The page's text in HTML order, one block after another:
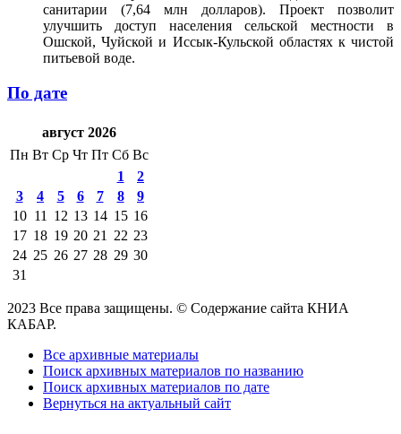
санитарии (7,64 млн долларов). Проект позволит
улучшить доступ населения сельской местности в
Ошской, Чуйской и Иссык-Кульской областях к чистой
питьевой воде.
По дате
август 2026
Пн Вт Ср Чт Пт Сб Вс
1
2
3
4 5 6 7 8
9
10 11 12 13 14 15 16
17 18 19 20 21 22 23
24 25 26 27 28 29 30
31
2023 Все права защищены. © Содержание сайта КНИА
КАБАР.
Все архивные материалы
Поиск архивных материалов по названию
Поиск архивных материалов по дате
Вернуться на актуальный сайт